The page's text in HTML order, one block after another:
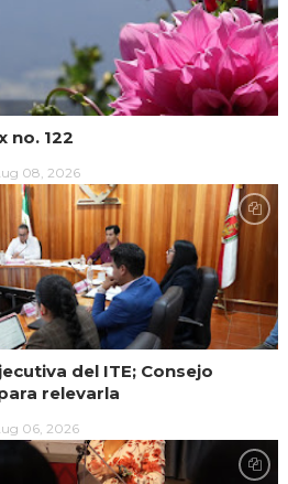
no. 122
08, 2026
del ITE; Consejo
relevarla
06, 2026